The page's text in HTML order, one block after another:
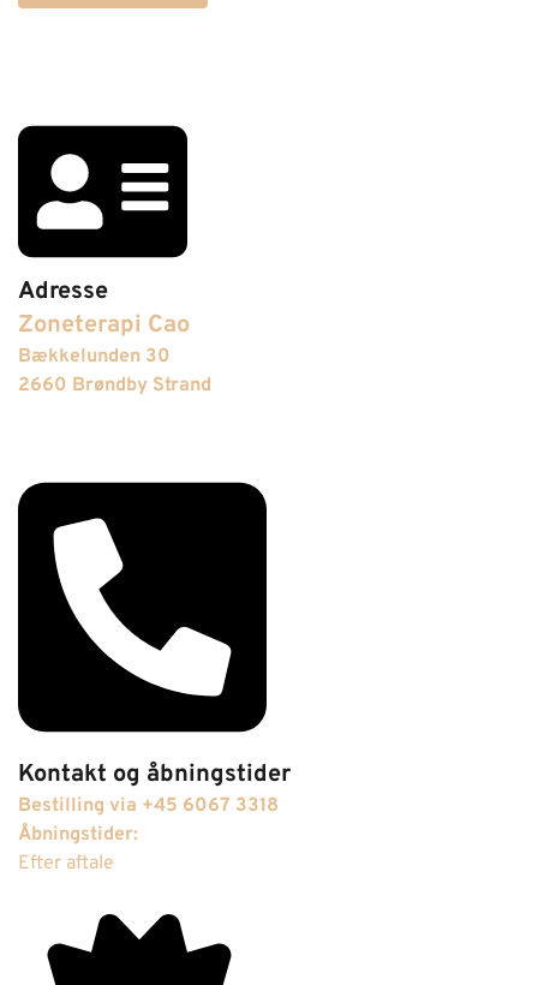
Adresse
Zoneterapi Cao
Bækkelunden 30
2660 Brøndby Strand
Kontakt og åbningstider
Bestilling via +45 6067 3318
Åbningstider:
Efter aftale